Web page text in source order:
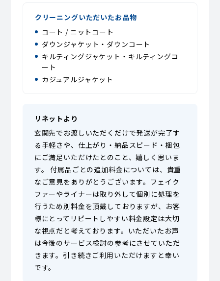
クリーニングいただいたお品物
コート / ニットコート
ダウンジャケット・ダウンコート
キルティングジャケット・キルティングコ
ート
カジュアルジャケット
リネットより
玄関先でお渡しいただくだけで発送が完了す
る手軽さや、仕上がり・納品スピード・梱包
にご満足いただけたとのこと、嬉しく思いま
す。 付属品ごとの追加料金については、貴重
なご意見をありがとうございます。フェイク
ファーやライナーは取り外して個別に処理を
行うため別料金を頂戴しておりますが、お客
様にとってリピートしやすい料金設定は大切
な視点だと考えております。いただいたお声
は今後のサービス検討の参考にさせていただ
きます。引き続きご利用いただけますと幸い
です。